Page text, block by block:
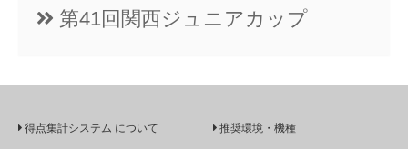
第41回関西ジュニアカップ
得点集計システム について 推奨環境・機種